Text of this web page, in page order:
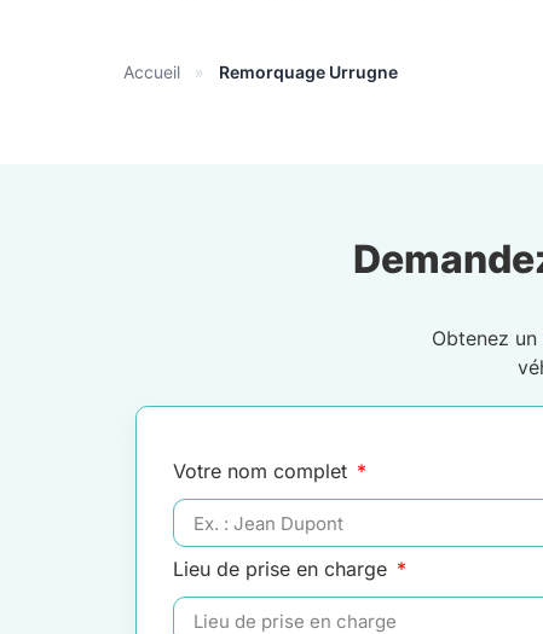
Accueil » Remorquage Urrugne
Obtenez un
Votre nom complet
Lieu de prise en charge